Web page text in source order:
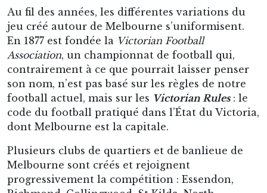
que ne le fit Wills à Melbourne.
Lorsque le rugby à XIII est importé à Sydney au
début du XXe siècle, quelques années après sa
création, les habitants de la classe ouvrière
adoptent immédiatement ce nouveau jeu et en
font leur passe-temps favori, là où la classe
bourgeoise reste sur la forme plus classique du
rugby à XV. Il est d’ailleurs bon de préciser qu’en
Australie, contrairement au voisin néo-
zélandais, la forme de rugby la plus populaire
est de loin celle à XIII.
Néanmoins, si à Melbourne, lesVictorian Rules